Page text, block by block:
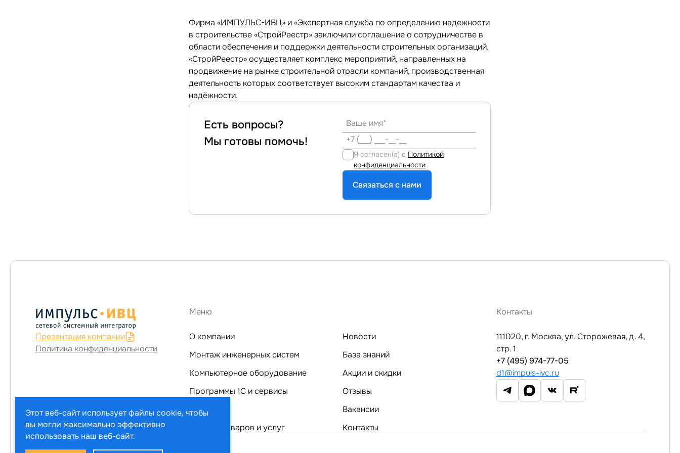
Фирма «ИМПУЛЬС-ИВЦ» и «Экспертная служба по определению надежности
в строительстве «СтройРеестр» заключили соглашение о сотрудничестве в
области обеспечения и поддержки деятельности строительных организаций.
«СтройРеестр» осуществляет комплекс мероприятий, направленных на
продвижение на рынке строительной отрасли компаний, производственная
деятельность которых соответствует высоким стандартам качества и
надёжности.
Есть вопросы?
Мы готовы помочь!
Я согласен(а) с Политикой
конфиденциальности
Связаться с нами
Презентация компании
Политика конфиденциальности
Меню
О компании
Монтаж инженерных систем
Компьютерное оборудование
Программы 1C и сервисы
Услуги
Каталог товаров и услуг
Новости
База знаний
Акции и скидки
Отзывы
Вакансии
Контакты
Контакты
111020, г. Москва, ул. Сторожевая, д. 4,
стр. 1
+7 (495) 974-77-05
d1@impuls-ivc.ru
Этот веб-сайт использует файлы cookie, чтобы
вы могли максимально эффективно
использовать наш веб-сайт.
Выберите настройки cookie